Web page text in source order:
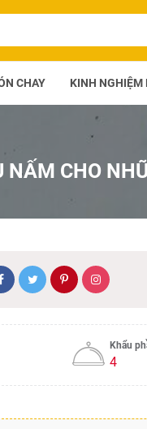
CHAY KINH NGHIỆM
CHO
Khẩu
4